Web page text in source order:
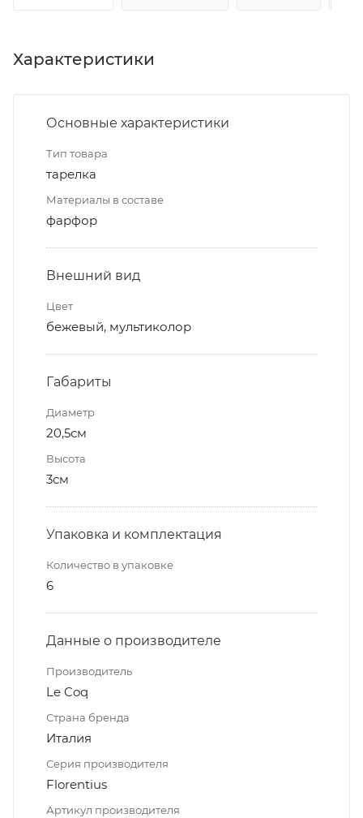
Характеристики
Основные характеристики
Тип товара
тарелка
Материалы в составе
фарфор
Внешний вид
Цвет
бежевый, мультиколор
Габариты
Диаметр
20,5см
Высота
3см
Упаковка и комплектация
Количество в упаковке
6
Данные о производителе
Производитель
Le Coq
Страна бренда
Италия
Серия производителя
Florentius
Артикул производителя